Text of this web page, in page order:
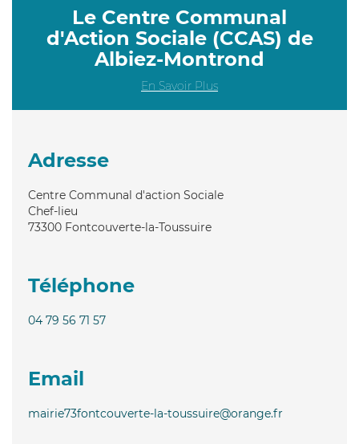
Le Centre Communal
d'Action Sociale (CCAS) de
Albiez-Montrond
En Savoir Plus
Adresse
Centre Communal d'action Sociale
Chef-lieu
73300 Fontcouverte-la-Toussuire
Téléphone
04 79 56 71 57
Email
mairie73fontcouverte-la-toussuire@orange.fr